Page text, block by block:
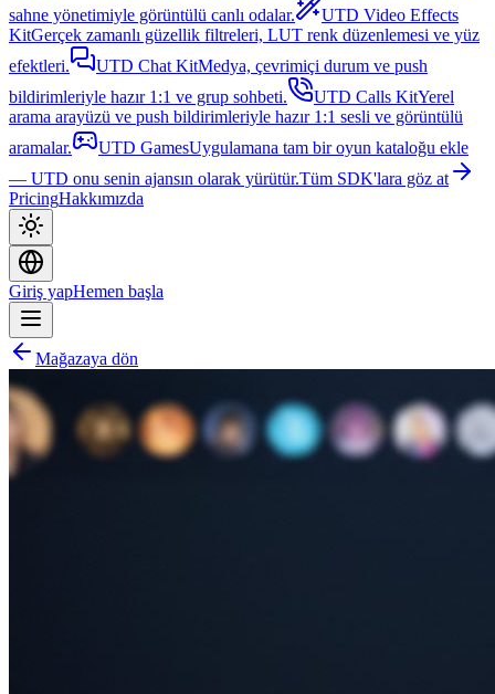
sahne yönetimiyle görüntülü canlı odalar.
UTD Video Effects
KitGerçek zamanlı güzellik filtreleri, LUT renk düzenlemesi ve yüz
efektleri.
UTD Chat KitMedya, çevrimiçi durum ve push
bildirimleriyle hazır 1:1 ve grup sohbeti.
UTD Calls KitYerel
arama arayüzü ve push bildirimleriyle hazır 1:1 sesli ve görüntülü
aramalar.
UTD GamesUygulamana tam bir oyun kataloğu ekle
— UTD onu senin ajansın olarak yürütür.Tüm SDK'lara göz at
PricingHakkımızda
Giriş yapHemen başla
Mağazaya dön